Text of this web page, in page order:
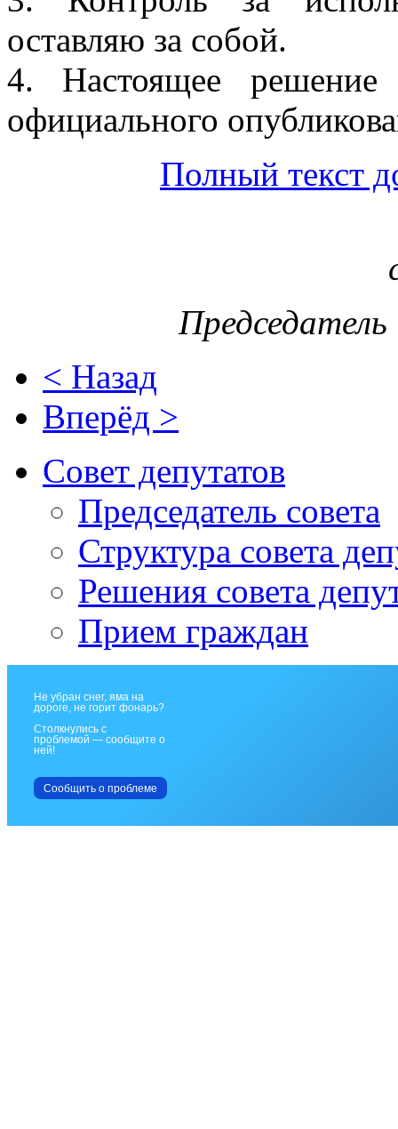
оставляю за собой.
4. Настоящее
официального
Полный текст
< Назад
Вперёд >
Совет депутатов
Председатель совета
Структура совета
Решения совета
Прием граждан
Не убран снег, яма на
дороге, не горит фонарь?
Столкнулись с
проблемой — сообщите о
ней!
Сообщить о проблеме